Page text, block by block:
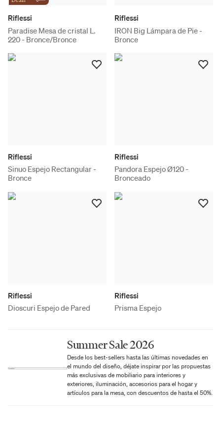
Riflessi
Paradise Mesa de cristal L.
220 - Bronce/Bronce
Riflessi
IRON Big Lámpara de Pie -
Bronce
Riflessi
Sinuo Espejo Rectangular -
Bronce
Riflessi
Pandora Espejo Ø120 -
Bronceado
Riflessi
Dioscuri Espejo de Pared
Riflessi
Prisma Espejo
Summer Sale 2026
Desde los best-sellers hasta las últimas novedades en
el mundo del diseño, déjate inspirar por las propuestas
más exclusivas de mobiliario para interiores y
exteriores, iluminación, accesorios para el hogar y
artículos para la mesa, con descuentos de hasta el 50%.